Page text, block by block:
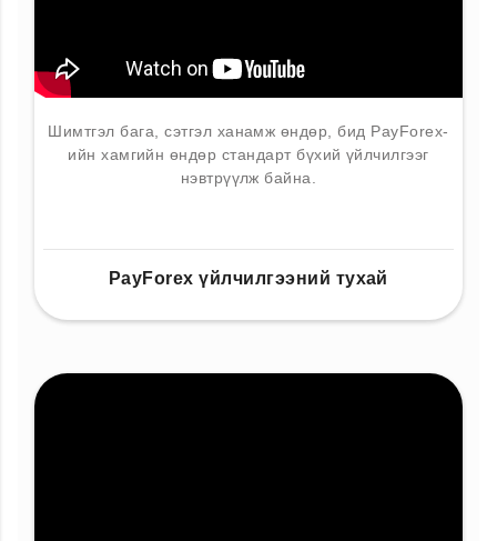
Шимтгэл бага, сэтгэл ханамж өндөр, бид PayForex-
ийн хамгийн өндөр стандарт бүхий үйлчилгээг
нэвтрүүлж байна.
PayForex үйлчилгээний тухай